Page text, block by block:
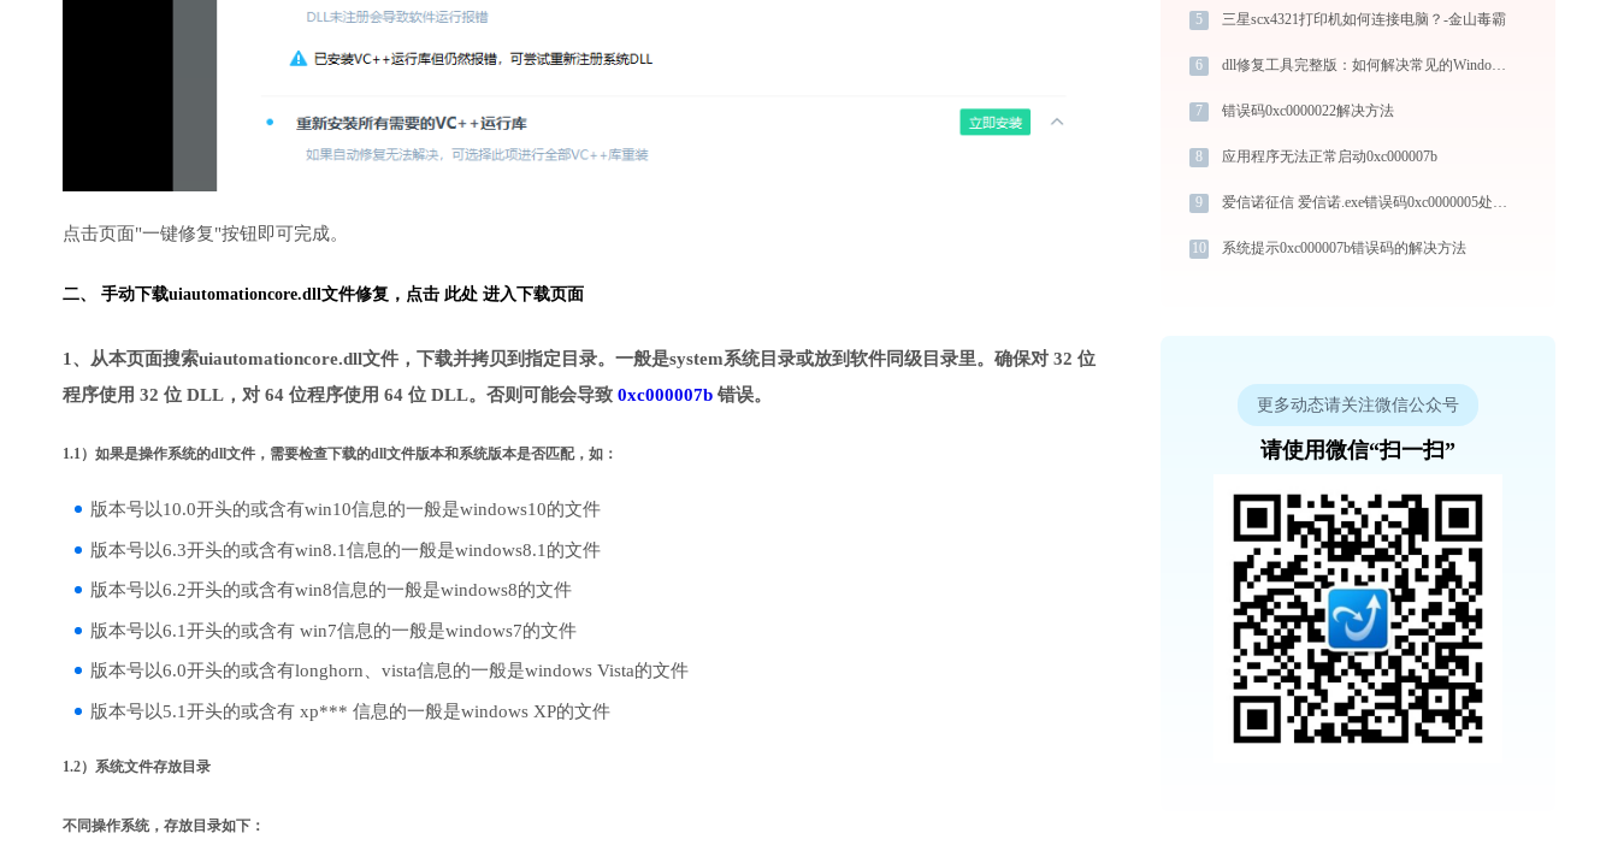
点击页面"一键修复"按钮即可完成。
二、 手动下载uiautomationcore.dll文件修复， 点击 此处 进入下载页面
1、从本页面搜索uiautomationcore.dll文件，下载并拷贝到指定目录。一般是system系统目录或放到软件同级目录里。确保对 32 位
程序使用 32 位 DLL，对 64 位程序使用 64 位 DLL。否则可能会导致 0xc000007b 错误。
1.1）如果是操作系统的dll文件，需要检查下载的dll文件版本和系统版本是否匹配，如：
版本号以10.0开头的或含有win10信息的一般是windows10的文件
版本号以6.3开头的或含有win8.1信息的一般是windows8.1的文件
版本号以6.2开头的或含有win8信息的一般是windows8的文件
版本号以6.1开头的或含有 win7信息的一般是windows7的文件
版本号以6.0开头的或含有longhorn、vista信息的一般是windows Vista的文件
版本号以5.1开头的或含有 xp*** 信息的一般是windows XP的文件
1.2）系统文件存放目录
不同操作系统，存放目录如下：
5 三星scx4321打印机如何连接电脑？-金山毒霸
6 dll修复工具完整版：如何解决常见的Windows问题
7 错误码0xc0000022解决方法
8 应用程序无法正常启动0xc000007b
9 爱信诺征信 爱信诺.exe错误码0xc0000005处理办法
10 系统提示0xc000007b错误码的解决方法
更多动态请关注微信公众号
请使用微信“扫一扫”